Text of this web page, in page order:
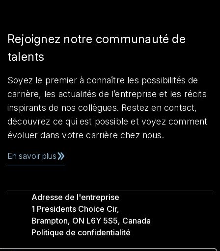
Rejoignez notre communauté de
talents
Soyez le premier à connaître les possibilités de
carrière, les actualités de l’entreprise et les récits
inspirants de nos collègues. Restez en contact,
découvrez ce qui est possible et voyez comment
évoluer dans votre carrière chez nous.
En savoir plus
Adresse de l'entreprise
1 Presidents Choice Cir,
Brampton, ON L6Y 5S5, Canada
Politique de confidentialité